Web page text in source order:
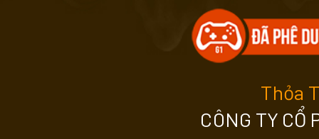
Thỏa
CÔNG TY CỔ